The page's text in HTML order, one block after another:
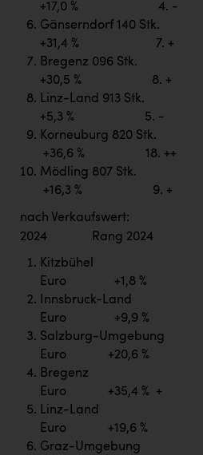
+17,0 % 4. -
Gänserndorf
+31,4 % 7. +
Bregenz
+30,5 % 8. +
Linz-Land
+5,3 % 5. -
Korneuburg
+36,6 % 18. ++
Mödling
+16,3 % 9. +
nach Verkaufswert:
2024 Rang 2024
Kitzbühel
Euro +1,8 %
Innsbruck-
Euro +9,9 %
Salzburg-
Euro +20,6 %
Bregenz
Euro +35,4 % +
Linz-Land
Euro +19,6 %
Graz-